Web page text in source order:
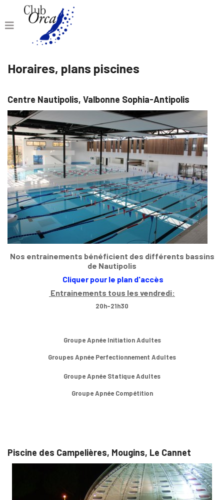
Horaires, plans piscines
Centre Nautipolis, Valbonne Sophia-Antipolis
Nos entrainements bénéficient des différents bassins
de Nautipolis
Cliquer pour le plan d'accès
Entrainements tous les vendredi:
20h-21h30
Groupe Apnée Initiation Adultes
Groupes Apnée Perfectionnement Adultes
Groupe Apnée Statique Adultes
Groupe Apnée Compétition
Piscine des Campelières, Mougins, Le Cannet